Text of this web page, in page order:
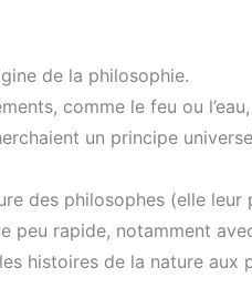
de la philosophie.
comme le feu ou
un principe
des philosophes (elle
peu rapide, notamment
histoires de la nature